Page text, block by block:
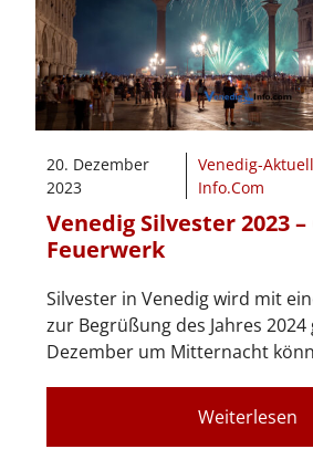
20. Dezember
2023
Venedig-
Info.Com
Venedig Silvester 2023
Feuerwerk
Silvester in Venedig wird mit
zur Begrüßung des Jahres 2024
Dezember um Mitternacht
Weiterlesen